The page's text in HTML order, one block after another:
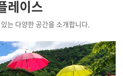
레이스
는 다양한 공간을 소개합니다.